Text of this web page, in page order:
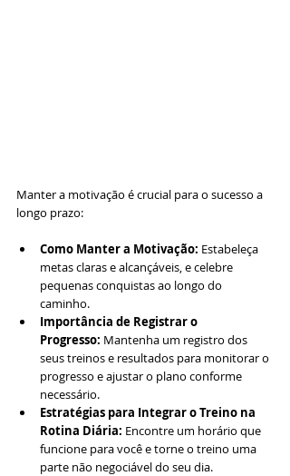
Manter a motivação é crucial para o sucesso a
longo prazo:
Como Manter a Motivação: Estabeleça
metas claras e alcançáveis, e celebre
pequenas conquistas ao longo do
caminho.
Importância de Registrar o
Progresso: Mantenha um registro dos
seus treinos e resultados para monitorar o
progresso e ajustar o plano conforme
necessário.
Estratégias para Integrar o Treino na
Rotina Diária: Encontre um horário que
funcione para você e torne o treino uma
parte não negociável do seu dia.